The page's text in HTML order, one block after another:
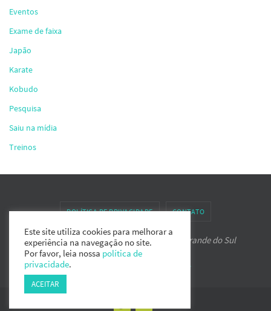
Eventos
Exame de faixa
Japão
Karate
Kobudo
Pesquisa
Saiu na mídia
Treinos
POLÍTICA DE PRIVACIDADE CONTATO
Associação de Karate-do IPPON do Rio Grande do Sul
WordPress.
Este site utiliza cookies para melhorar a
experiência na navegação no site.
Por favor, leia nossa política de
privacidade.
ACEITAR